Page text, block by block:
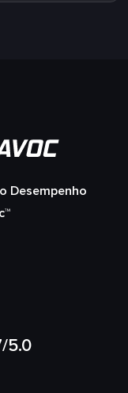
Desempenho
5.0